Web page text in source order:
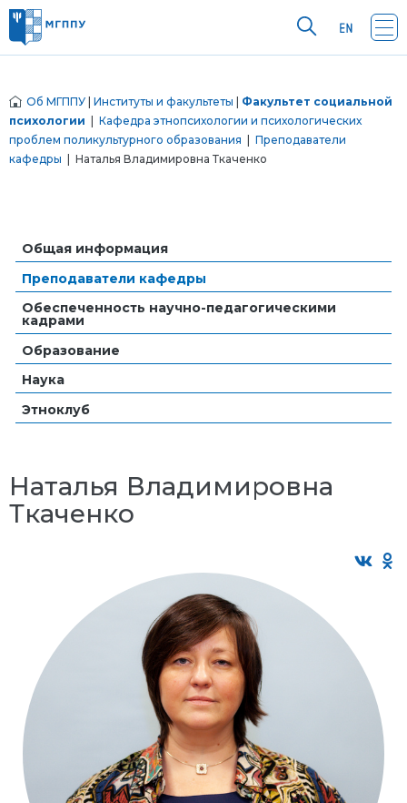
Об МГППУ Институты и факультеты
Факультет социальной
психологии
Кафедра этнопсихологии и психологических
проблем поликультурного образования
Преподаватели
кафедры | Наталья Владимировна Ткаченко
Общая информация
Преподаватели кафедры
Обеспеченность научно-педагогическими
кадрами
Образование
Наука
Этноклуб
Наталья Владимировна
Ткаченко